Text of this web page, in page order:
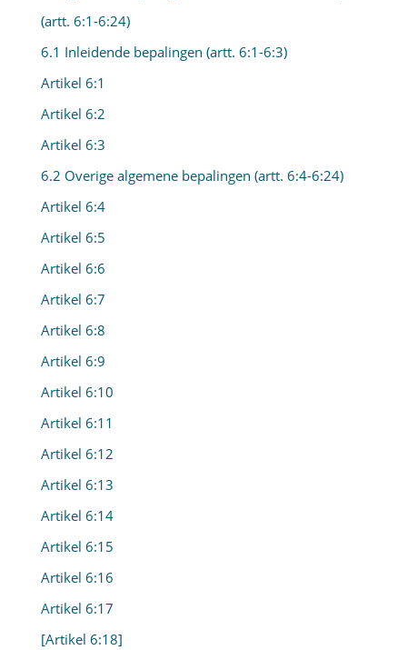
(artt. 6:1-6:24)
6.1 Inleidende bepalingen (artt. 6:1-6:3)
Artikel 6:1
Artikel 6:2
Artikel 6:3
6.2 Overige algemene bepalingen (artt. 6:4-6:24)
Artikel 6:4
Artikel 6:5
Artikel 6:6
Artikel 6:7
Artikel 6:8
Artikel 6:9
Artikel 6:10
Artikel 6:11
Artikel 6:12
Artikel 6:13
Artikel 6:14
Artikel 6:15
Artikel 6:16
Artikel 6:17
[Artikel 6:18]